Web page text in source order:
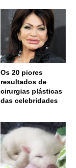
Os 20 piores
resultados de
cirurgias plásticas
das celebridades